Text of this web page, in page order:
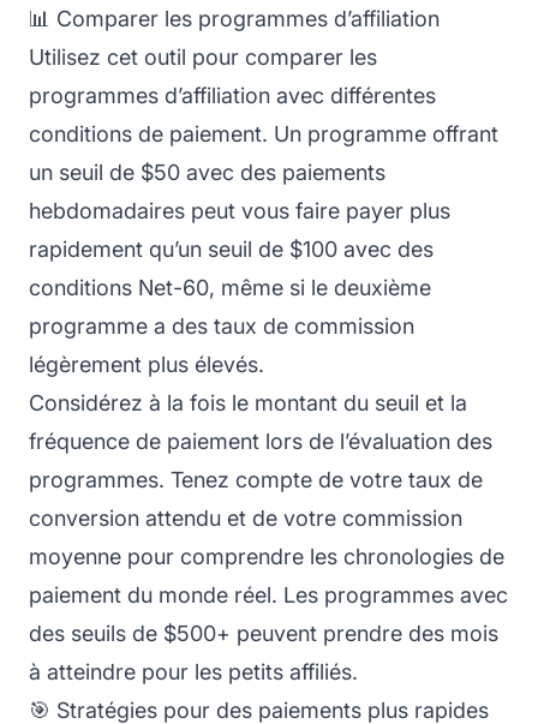
📊 Comparer les programmes d’affiliation
Utilisez cet outil pour comparer les
programmes d’affiliation avec différentes
conditions de paiement. Un programme offrant
un seuil de $50 avec des paiements
hebdomadaires peut vous faire payer plus
rapidement qu’un seuil de $100 avec des
conditions Net-60, même si le deuxième
programme a des taux de commission
légèrement plus élevés.
Considérez à la fois le montant du seuil et la
fréquence de paiement lors de l’évaluation des
programmes. Tenez compte de votre taux de
conversion attendu et de votre commission
moyenne pour comprendre les chronologies de
paiement du monde réel. Les programmes avec
des seuils de $500+ peuvent prendre des mois
à atteindre pour les petits affiliés.
🎯 Stratégies pour des paiements plus rapides